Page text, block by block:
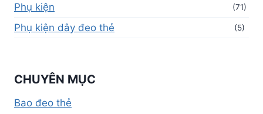
Phụ kiện (71)
Phụ kiện dây đeo thẻ (5)
CHUYÊN MỤC
Bao đeo thẻ